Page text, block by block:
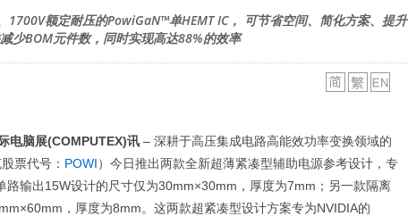
额定耐压的PowiGaN™单HEMT IC， 可节省空间、简化方案、提升
少BOM元件数，同时实现高达88%的效率
电脑展(COMPUTEX)讯 – 深耕于高压集成电路高能效功率变换领域的
票代号： POWI）今日推出两款全新超薄紧凑型辅助电源参考设计，专
路输出15W设计的尺寸仅为30mm×30mm，厚度为7mm；另一款隔离
，厚度为8mm。这两款超紧凑型设计方案专为NVIDIA的